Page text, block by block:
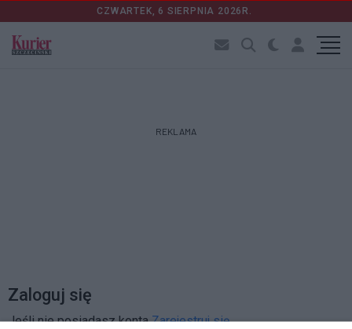
CZWARTEK, 6 SIERPNIA 2026R.
REKLAMA
Zaloguj się
Jeśli nie posiadasz kontaZarejestruj się